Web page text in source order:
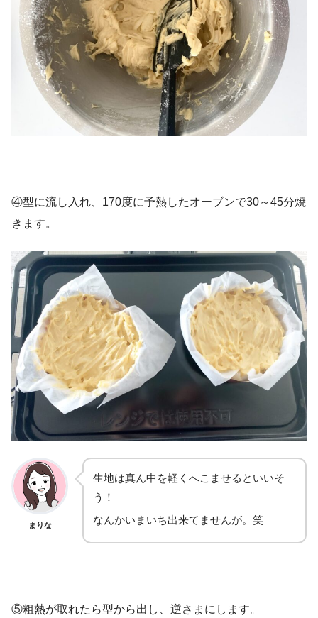
④型に流し入れ、170度に予熱したオーブンで30～45分焼
きます。
まりな
生地は真ん中を軽くへこませるといいそ
う！
なんかいまいち出来てませんが。笑
⑤粗熱が取れたら型から出し、逆さまにします。